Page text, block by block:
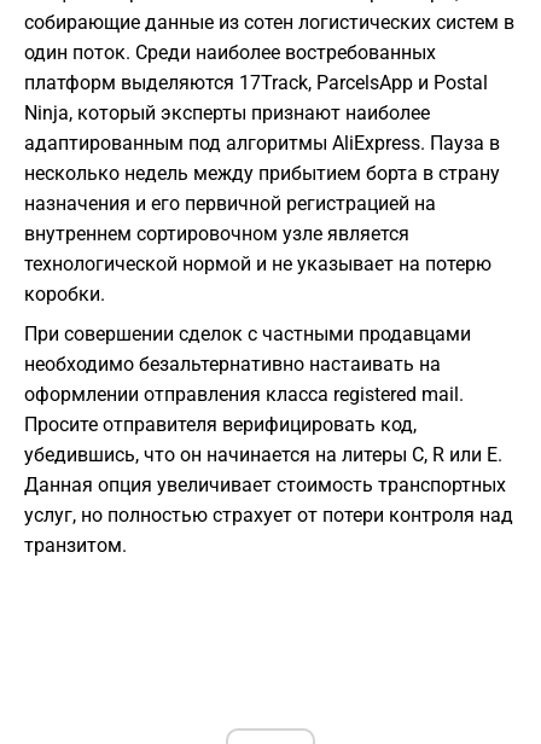
собирающие данные из сотен логистических систем в
один поток. Среди наиболее востребованных
платформ выделяются 17Track, ParcelsApp и Postal
Ninja, который эксперты признают наиболее
адаптированным под алгоритмы AliExpress. Пауза в
несколько недель между прибытием борта в страну
назначения и его первичной регистрацией на
внутреннем сортировочном узле является
технологической нормой и не указывает на потерю
коробки.
При совершении сделок с частными продавцами
необходимо безальтернативно настаивать на
оформлении отправления класса registered mail.
Просите отправителя верифицировать код,
убедившись, что он начинается на литеры C, R или E.
Данная опция увеличивает стоимость транспортных
услуг, но полностью страхует от потери контроля над
транзитом.